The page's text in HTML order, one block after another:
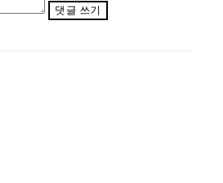
댓글 쓰기